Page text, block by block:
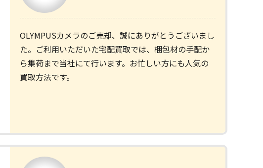
OLYMPUSカメラのご売却、誠にありがとうございまし
た。ご利用いただいた宅配買取では、梱包材の手配か
ら集荷まで当社にて行います。お忙しい方にも人気の
買取方法です。